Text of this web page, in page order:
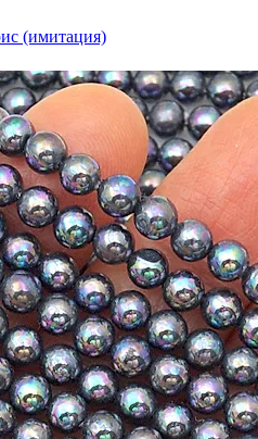
(имитация)